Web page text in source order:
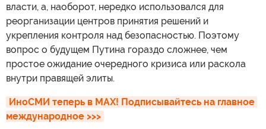
власти, а, наоборот, нередко использовался для
реорганизации центров принятия решений и
укрепления контроля над безопасностью. Поэтому
вопрос о будущем Путина гораздо сложнее, чем
простое ожидание очередного кризиса или раскола
внутри правящей элиты.
ИноСМИ теперь в MAX! Подписывайтесь на главное
международное >>>